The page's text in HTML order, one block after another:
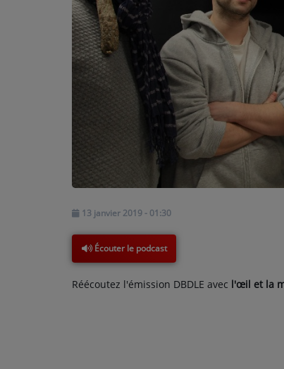
ARCHIVES - SAISONS PASSÉES
VOS ÉMISSIONS EN IMAGES
ANNONCEURS & ESPACE PRO
VOTRE PUBLICITÉ SUR PONTACQ RADIO
LOCATION DE STUDIOS
ÉDUCATION AUX MÉDIAS ET À
L'INFORMATION
EN QUOI ÇA CONSISTE ?
ÉCOUTEZ LES PRODUCTIONS
13 janvier 2019 - 01:30
Écouter le podcast
Réécoutez l'émission DBDLE avec l'œil et la